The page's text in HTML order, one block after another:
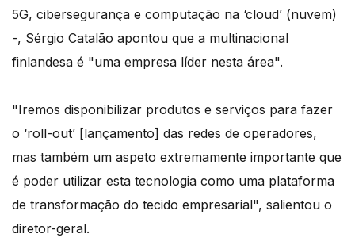
5G, cibersegurança e computação na ‘cloud’ (nuvem)
-, Sérgio Catalão apontou que a multinacional
finlandesa é "uma empresa líder nesta área".
"Iremos disponibilizar produtos e serviços para fazer
o ‘roll-out’ [lançamento] das redes de operadores,
mas também um aspeto extremamente importante que
é poder utilizar esta tecnologia como uma plataforma
de transformação do tecido empresarial", salientou o
diretor-geral.